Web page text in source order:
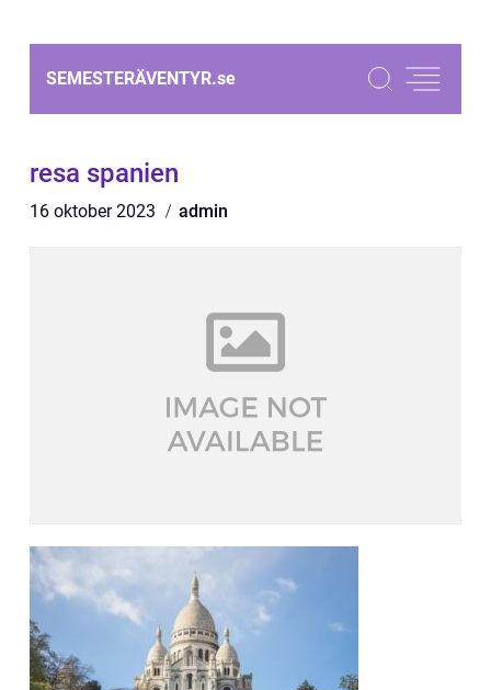
SEMESTERÄVENTYR.se
resa spanien
16 oktober 2023 admin